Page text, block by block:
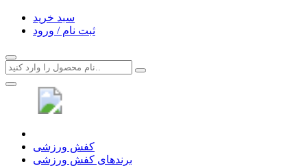
سبد خرید
ثبت نام / ورود
کفش ورزشی
برندهای کفش ورزشی